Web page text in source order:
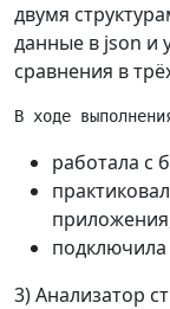
двумя
данные в json и
сравнения в
работала с
3) Анализатор